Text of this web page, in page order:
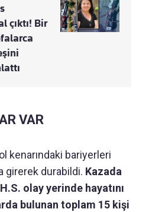
çıktı! Bir
VAR
kenarındaki bariyerleri
girerek durabildi. Kazada
olay yerinde hayatını
bulunan toplam 15 kişi